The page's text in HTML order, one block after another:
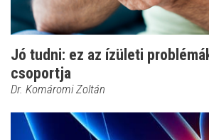
Jó tudni: ez az ízületi
csoportja
Dr. Komáromi Zoltán